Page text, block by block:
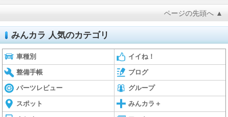
ページの先頭へ ▲
みんカラ 人気のカテゴリ
車種別 イイね！
整備手帳 ブログ
パーツレビュー グループ
スポット みんカラ＋